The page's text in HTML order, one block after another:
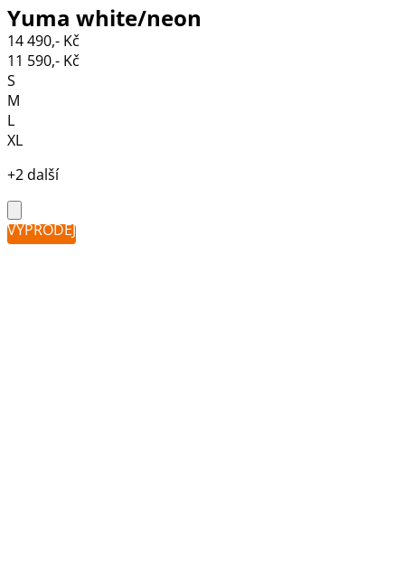
Yuma white/neon
14 490,- Kč
11 590,- Kč
S
M
L
XL
+2 další
VÝPRODEJ